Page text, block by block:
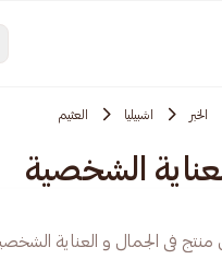
الخبر اشبيليا العثيم
الشخصية